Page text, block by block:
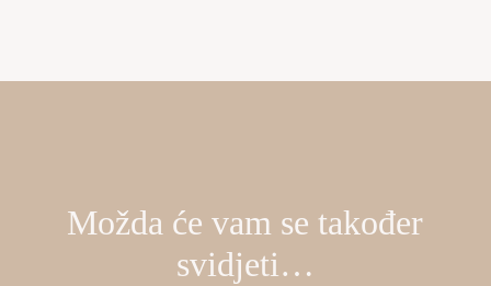
Možda će vam se također
svidjeti…